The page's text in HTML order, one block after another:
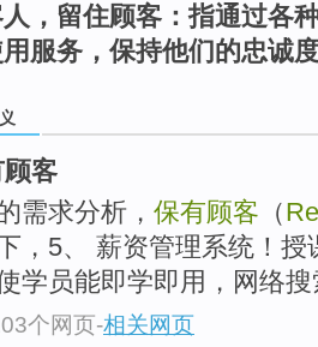
，留住顾客：指通过各
服务，保持他们的忠诚
客
需求分析， 保有顾客 （
，5、 薪资管理系统！
学员能即学即用，网络
个网页-相关网页